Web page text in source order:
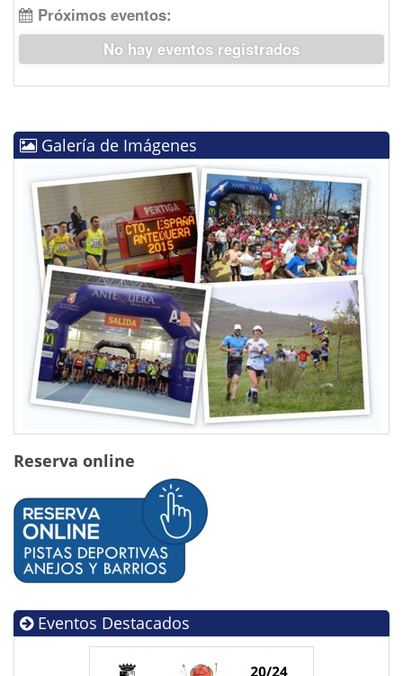
Próximos eventos:
No hay eventos registrados
Galería de Imágenes
Reserva online
Eventos Destacados